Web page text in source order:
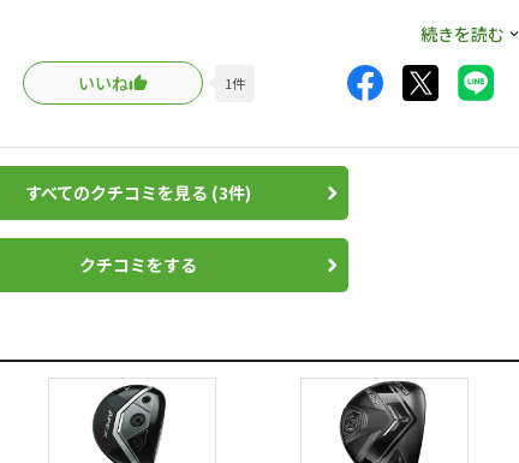
。フェアウェイウッドを練習しないと駄目だとは思いつつ、
購入してみました。定価は高いため中古で購入。
、他の所持しているハイブリッドより軽く柔らかいはずな
調整しただけですが、これなら今の自分にはリシャフトの
的は十分に果たしてくれています。
続きを読む
いいね 1件
すべてのクチコミを見る (3件)
クチコミをする